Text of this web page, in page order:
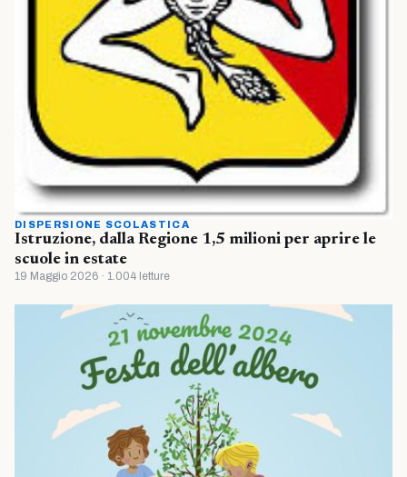
DISPERSIONE SCOLASTICA
Istruzione, dalla Regione 1,5 milioni per aprire le
scuole in estate
19 Maggio 2026 · 1.004 letture